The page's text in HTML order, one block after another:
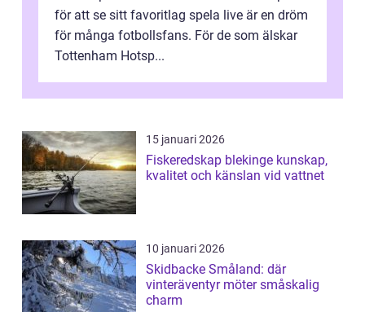
för att se sitt favoritlag spela live är en dröm
för många fotbollsfans. För de som älskar
Tottenham Hotsp...
15 januari 2026
Fiskeredskap blekinge kunskap,
kvalitet och känslan vid vattnet
10 januari 2026
Skidbacke Småland: där
vinteräventyr möter småskalig
charm